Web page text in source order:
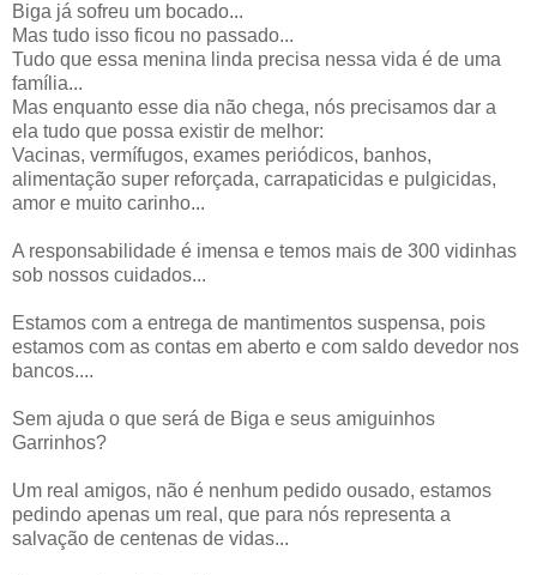
Biga já sofreu um bocado...
Mas tudo isso ficou no passado...
Tudo que essa menina linda precisa nessa vida é de uma
família...
Mas enquanto esse dia não chega, nós precisamos dar a
ela tudo que possa existir de melhor:
Vacinas, vermífugos, exames periódicos, banhos,
alimentação super reforçada, carrapaticidas e pulgicidas,
amor e muito carinho...
A responsabilidade é imensa e temos mais de 300 vidinhas
sob nossos cuidados...
Estamos com a entrega de mantimentos suspensa, pois
estamos com as contas em aberto e com saldo devedor nos
bancos....
Sem ajuda o que será de Biga e seus amiguinhos
Garrinhos?
Um real amigos, não é nenhum pedido ousado, estamos
pedindo apenas um real, que para nós representa a
salvação de centenas de vidas...